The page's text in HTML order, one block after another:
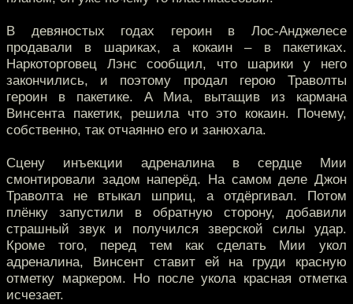
В девяностых годах героин в Лос-Анджелесе
продавали в шариках, а кокаин – в пакетиках.
Наркоторговец Лэнс сообщил, что шарики у него
закончились, и поэтому продал герою Траволты
героин в пакетике. А Миа, вытащив из кармана
Винсента пакетик, решила что это кокаин. Почему,
собственно, так отчаянно его и занюхала.
Сцену инъекции адреналина в сердце Мии
смонтировали задом наперёд. На самом деле Джон
Траволта не втыкал шприц, а отдёргивал. Потом
плёнку запустили в обратную сторону, добавили
страшный звук и получился зверской силы удар.
Кроме того, перед тем как сделать Мии укол
адреналина, Винсент ставит ей на груди красную
отметку маркером. Но после укола красная отметка
исчезает.